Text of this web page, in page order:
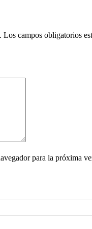
Los campos obligatorios
para la próxima